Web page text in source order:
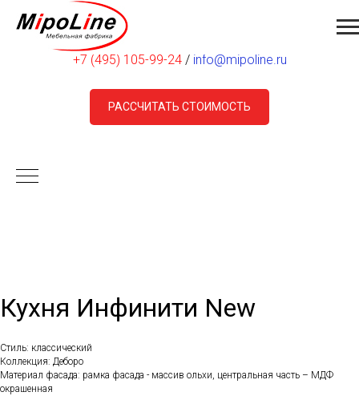
Москва, ул. Днепропетровская, д. 18 Б
+7 (495) 105-99-24/ info@mipoline.ru
РАССЧИТАТЬ СТОИМОСТЬ
Кухня Инфинити New
Стиль: классический
Коллекция: Деборо
Материал фасада: рамка фасада - массив ольхи, центральная часть – МДФ
окрашенная